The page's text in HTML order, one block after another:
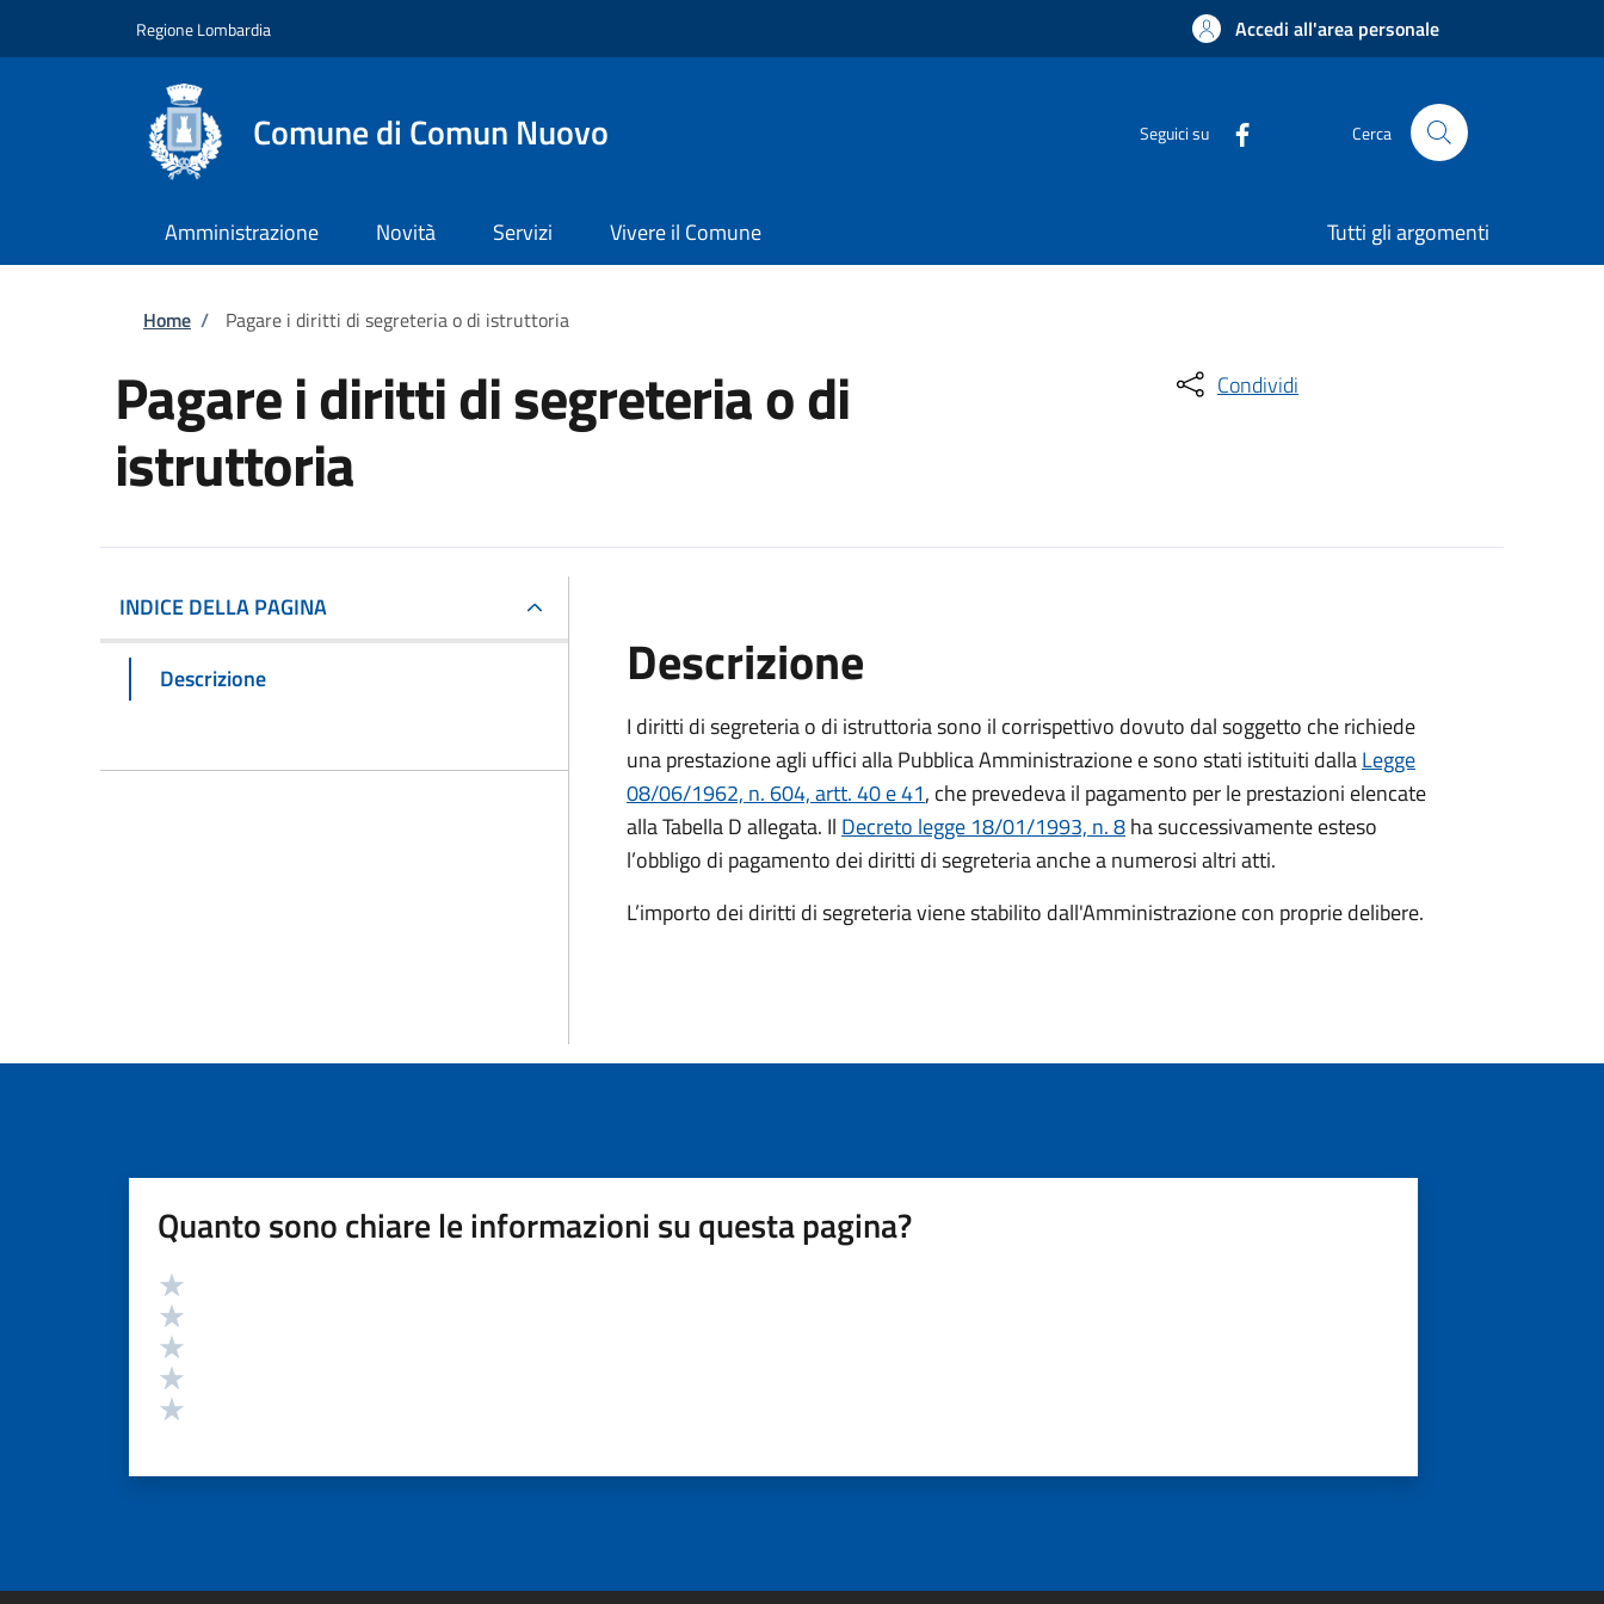
Regione Lombardia Accedi all'area personale
Comune di Comun Nuovo Seguici su Cerca
Amministrazione Novità Servizi Vivere il Comune Tutti gli argomenti
Briciole di pane
Home / Pagare i diritti di segreteria o di istruttoria
Pagare i diritti di segreteria o di
istruttoria
Condividi
INDICE DELLA PAGINA
Descrizione Descrizione
I diritti di segreteria o di istruttoria sono il corrispettivo dovuto dal soggetto che richiede
una prestazione agli uffici alla Pubblica Amministrazione e sono stati istituiti dallaLegge
08/06/1962, n. 604, artt. 40 e 41, che prevedeva il pagamento per le prestazioni elencate
alla Tabella D allegata. Il Decreto legge 18/01/1993, n. 8ha successivamente esteso
l’obbligo di pagamento dei diritti di segreteria anche a numerosi altri atti.
L’importo dei diritti di segreteria viene stabilito dall'Amministrazione con proprie delibere.
Quanto sono chiare le informazioni su questa pagina?
Valutazione